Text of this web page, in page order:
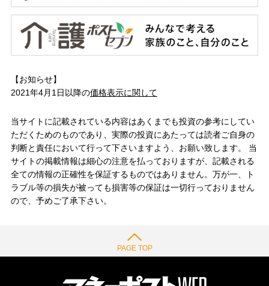
【お知らせ】
2021年4月1日以降の価格表示に関して
当サイトに記載されている内容はあくまでも投資の参考にしてい
ただくためのものであり、実際の投資にあたっては読者ご自身の
判断と責任において行って下さいますよう、お願い致します。 当
サイトの掲載情報は細心の注意を払っておりますが、記載される
全ての情報の正確性を保証するものではありません。万が一、ト
ラブル等の損失が被っても損害等の保証は一切行っておりません
ので、予めご了承下さい。
PAGE TOP